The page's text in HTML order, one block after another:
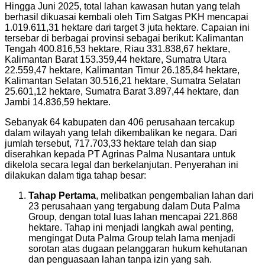
Hingga Juni 2025, total lahan kawasan hutan yang telah
berhasil dikuasai kembali oleh Tim Satgas PKH mencapai
1.019.611,31 hektare dari target 3 juta hektare. Capaian ini
tersebar di berbagai provinsi sebagai berikut: Kalimantan
Tengah 400.816,53 hektare, Riau 331.838,67 hektare,
Kalimantan Barat 153.359,44 hektare, Sumatra Utara
22.559,47 hektare, Kalimantan Timur 26.185,84 hektare,
Kalimantan Selatan 30.516,21 hektare, Sumatra Selatan
25.601,12 hektare, Sumatra Barat 3.897,44 hektare, dan
Jambi 14.836,59 hektare.
Sebanyak 64 kabupaten dan 406 perusahaan tercakup
dalam wilayah yang telah dikembalikan ke negara. Dari
jumlah tersebut, 717.703,33 hektare telah dan siap
diserahkan kepada PT Agrinas Palma Nusantara untuk
dikelola secara legal dan berkelanjutan. Penyerahan ini
dilakukan dalam tiga tahap besar:
Tahap Pertama, melibatkan pengembalian lahan dari
23 perusahaan yang tergabung dalam Duta Palma
Group, dengan total luas lahan mencapai 221.868
hektare. Tahap ini menjadi langkah awal penting,
mengingat Duta Palma Group telah lama menjadi
sorotan atas dugaan pelanggaran hukum kehutanan
dan penguasaan lahan tanpa izin yang sah.